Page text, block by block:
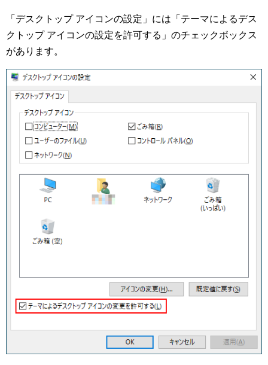
「デスクトップ アイコンの設定」には「テーマによるデス
クトップ アイコンの設定を許可する」のチェックボックス
があります。